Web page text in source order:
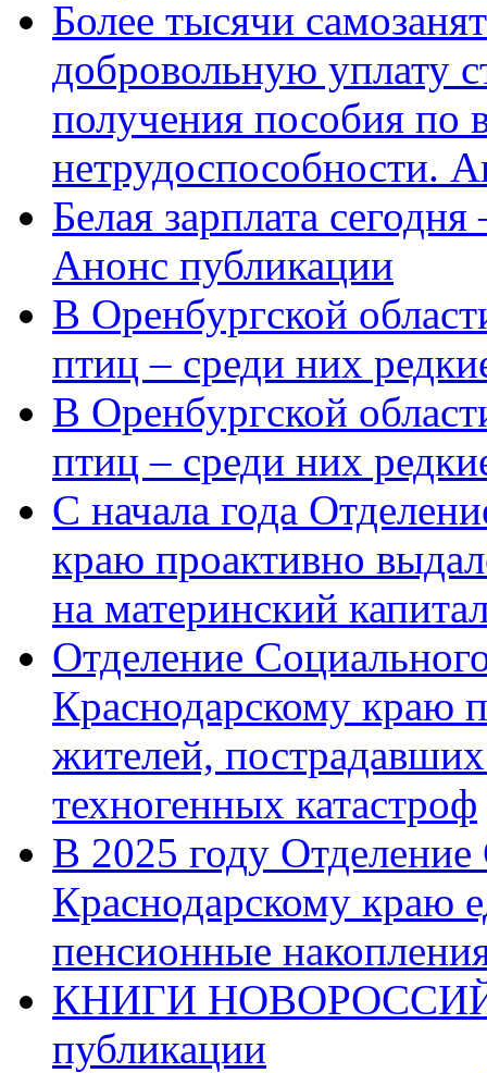
Более тысячи
добровольную уплату
получения пособия по
нетрудоспособности.
Белая зарплата
Анонс публикации
В Оренбургской
птиц – среди них
В Оренбургской
птиц – среди них
С начала года
краю проактивно
на материнский
Отделение
Краснодарскому краю
жителей,
техногенных катастроф
В 2025 году
Краснодарскому краю
пенсионные
КНИГИ
публикации